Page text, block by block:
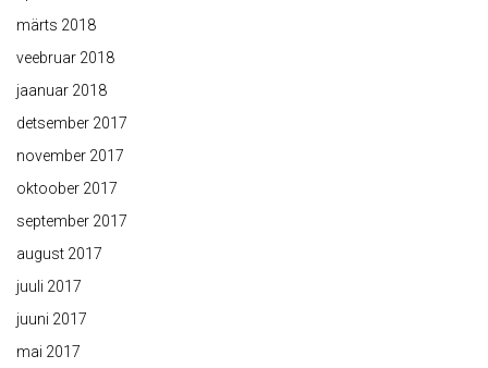
märts 2018
veebruar 2018
jaanuar 2018
detsember 2017
november 2017
oktoober 2017
september 2017
august 2017
juuli 2017
juuni 2017
mai 2017